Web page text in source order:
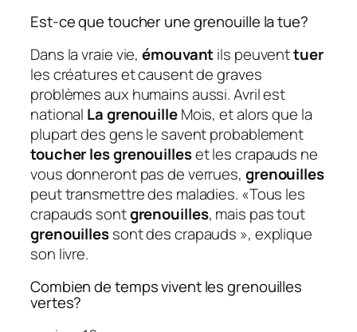
Est-ce que toucher une grenouille la tue?
Dans la vraie vie,émouvantils peuventtuer
les créatures et causent de graves
problèmes aux humains aussi. Avril est
national La grenouilleMois, et alors que la
plupart des gens le savent probablement
toucher les grenouilleset les crapauds ne
vous donneront pas de verrues, grenouilles
peut transmettre des maladies. «Tous les
crapauds sontgrenouilles, mais pas tout
grenouillessont des crapauds », explique
son livre.
Combien de temps vivent les grenouilles
vertes?